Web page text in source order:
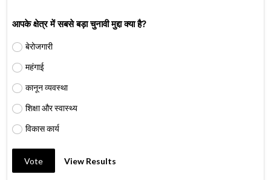
आपके क्षेत्र में सबसे बड़ा चुनावी मुद्दा क्या है?
बेरोजगारी
महंगाई
कानून व्यवस्था
शिक्षा और स्वास्थ्य
विकास कार्य
Vote View Results